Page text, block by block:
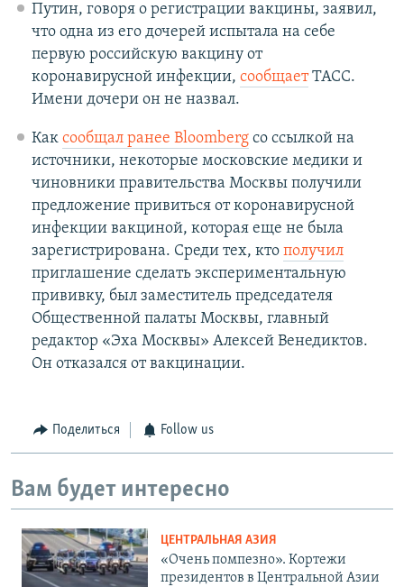
Путин, говоря о регистрации вакцины, заявил,
что одна из его дочерей испытала на себе
первую российскую вакцину от
коронавирусной инфекции, сообщаетТАСС.
Имени дочери он не назвал.
Как сообщал ранее Bloombergсо ссылкой на
источники, некоторые московские медики и
чиновники правительства Москвы получили
предложение привиться от коронавирусной
инфекции вакциной, которая еще не была
зарегистрирована. Cреди тех, кто получил
приглашение сделать экспериментальную
прививку, был заместитель председателя
Общественной палаты Москвы, главный
редактор «Эха Москвы» Алексей Венедиктов.
Он отказался от вакцинации.
Поделиться Follow us
Вам будет интересно
ЦЕНТРАЛЬНАЯ АЗИЯ
«Очень помпезно». Кортежи
президентов в Центральной Азии